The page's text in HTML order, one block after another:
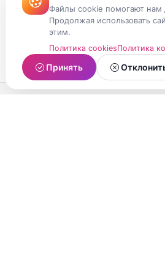
Файлы cookie помогают нам
Продолжая использовать
этим.
Политика cookiesПолитика
Принять